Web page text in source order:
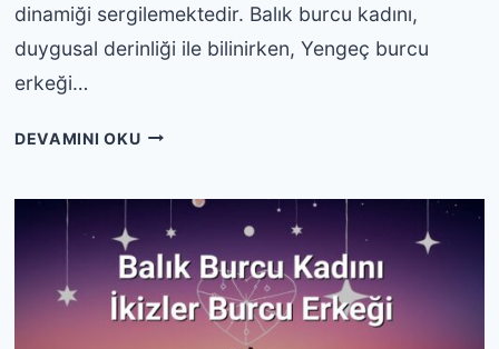
dinamiği sergilemektedir. Balık burcu kadını,
duygusal derinliği ile bilinirken, Yengeç burcu
erkeği…
DEVAMINI OKUBALIK
BURCU
ERKEĞI
UYUMU